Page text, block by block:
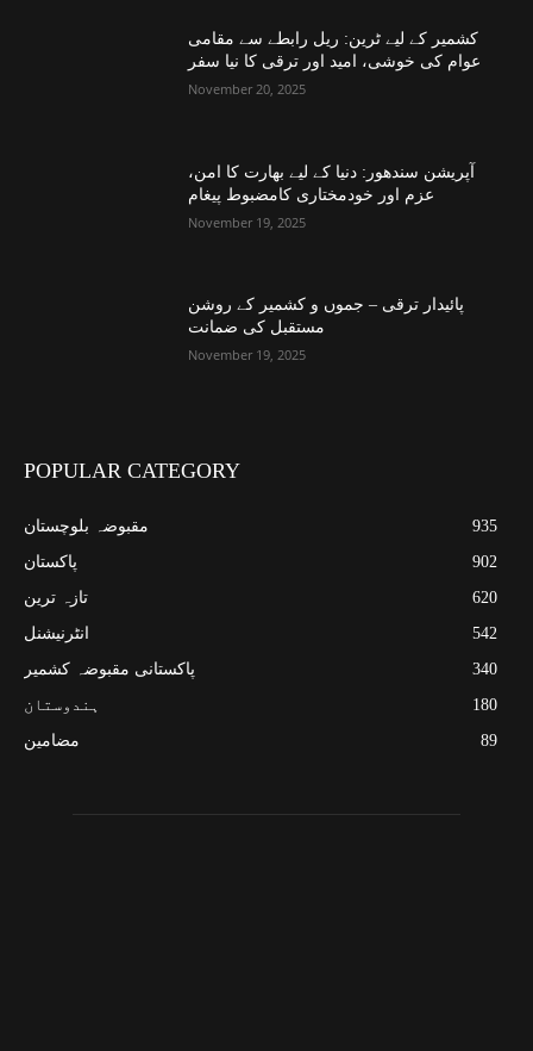
کشمیر کے لیے ٹرین: ریل رابطے سے مقامی
عوام کی خوشی، امید اور ترقی کا نیا سفر
November 20, 2025
آپریشن سندھور: دنیا کے لیے بھارت کا امن،
عزم اور خودمختاری کامضبوط پیغام
November 19, 2025
پائیدار ترقی – جموں و کشمیر کے روشن
مستقبل کی ضمانت
November 19, 2025
POPULAR CATEGORY
مقبوضہ بلوچستان
935
پاکستان
902
تازہ ترین
620
انٹرنیشنل
542
پاکستانی مقبوضہ کشمیر
340
ہندوستان
180
مضامین
89